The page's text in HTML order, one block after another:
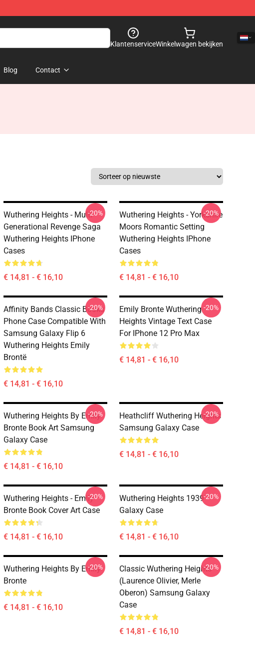
KlantenserviceWinkelwagen bekijken
Blog Contact
Wuthering Heights - Multi
Generational Revenge Saga
Wuthering Heights IPhone
Cases
€ 14,81 - € 16,10
-20%
Wuthering Heights - Yorkshire
Moors Romantic Setting
Wuthering Heights IPhone
Cases
€ 14,81 - € 16,10
-20%
Affinity Bands Classic Books
Phone Case Compatible With
Samsung Galaxy Flip 6
Wuthering Heights Emily
Brontë
€ 14,81 - € 16,10
-20%
Emily Bronte Wuthering
Heights Vintage Text Case
For IPhone 12 Pro Max
€ 14,81 - € 16,10
-20%
Wuthering Heights By Emily
Bronte Book Art Samsung
Galaxy Case
€ 14,81 - € 16,10
-20%
Heathcliff Wuthering Heights
Samsung Galaxy Case
€ 14,81 - € 16,10
-20%
Wuthering Heights - Emily
Bronte Book Cover Art Case
€ 14,81 - € 16,10
-20%
Wuthering Heights 1939
Galaxy Case
€ 14,81 - € 16,10
-20%
Wuthering Heights By Emily
Bronte
€ 14,81 - € 16,10
-20%
Classic Wuthering Heights
(Laurence Olivier, Merle
Oberon) Samsung Galaxy
Case
€ 14,81 - € 16,10
-20%